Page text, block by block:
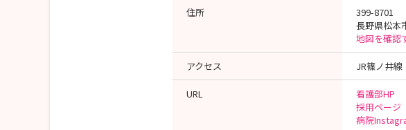
住所
399-8701
長野県松本
地図を確認
アクセス JR篠ノ井
URL
看護部HP
採用ページ
病院